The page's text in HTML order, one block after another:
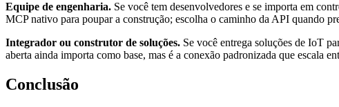
Equipe de engenharia. Se você tem desenvolvedores e se importa em
MCP nativo para poupar a construção; escolha o caminho da API quando
Integrador ou construtor de soluções. Se você entrega soluções de IoT
aberta ainda importa como base, mas é a conexão padronizada que escala
Conclusão